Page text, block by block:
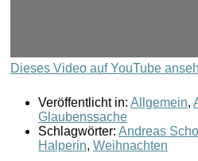
Dieses Video auf YouTube
Veröffentlicht in: Allgemein,
Glaubenssache
Schlagwörter: Andreas Scholl
Halperin, Weihnachten